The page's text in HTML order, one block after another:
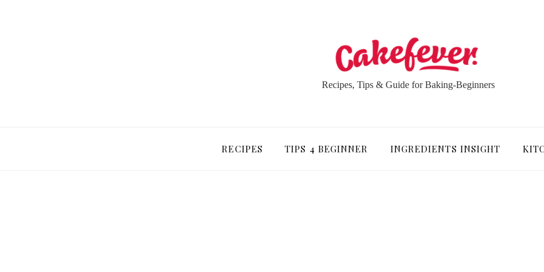
Recipes, Tips & Guide for Baking-Beginners
RECIPES TIPS 4 BEGINNER INGREDIENTS INSIGHT